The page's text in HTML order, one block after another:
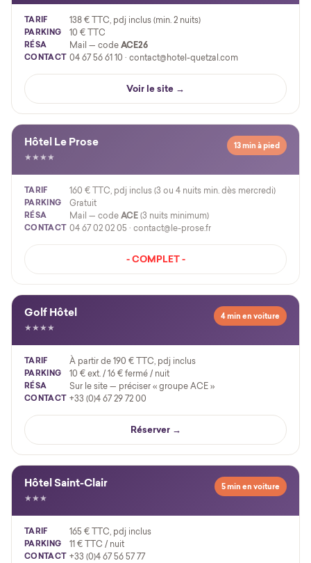
TARIF 138 € TTC, pdj inclus (min. 2 nuits)
PARKING 10 € TTC
RÉSA Mail — codeACE26
CONTACT 04 67 56 61 10 · contact@hotel-quetzal.com
Voir le site →
Hôtel Le Prose
★★★★
13 min à pied
TARIF 160 € TTC, pdj inclus (3 ou 4 nuits min. dès mercredi)
PARKING Gratuit
RÉSA Mail — codeACE(3 nuits minimum)
CONTACT 04 67 02 02 05 · contact@le-prose.fr
- COMPLET -
Golf Hôtel
★★★★
4 min en voiture
TARIF À partir de 190 € TTC, pdj inclus
PARKING 10 € ext. / 16 € fermé / nuit
RÉSA Sur le site — préciser « groupe ACE »
CONTACT +33 (0)4 67 29 72 00
Réserver →
Hôtel Saint-Clair
★★★
5 min en voiture
TARIF 165 € TTC, pdj inclus
PARKING 11 € TTC / nuit
CONTACT +33 (0)4 67 56 57 77